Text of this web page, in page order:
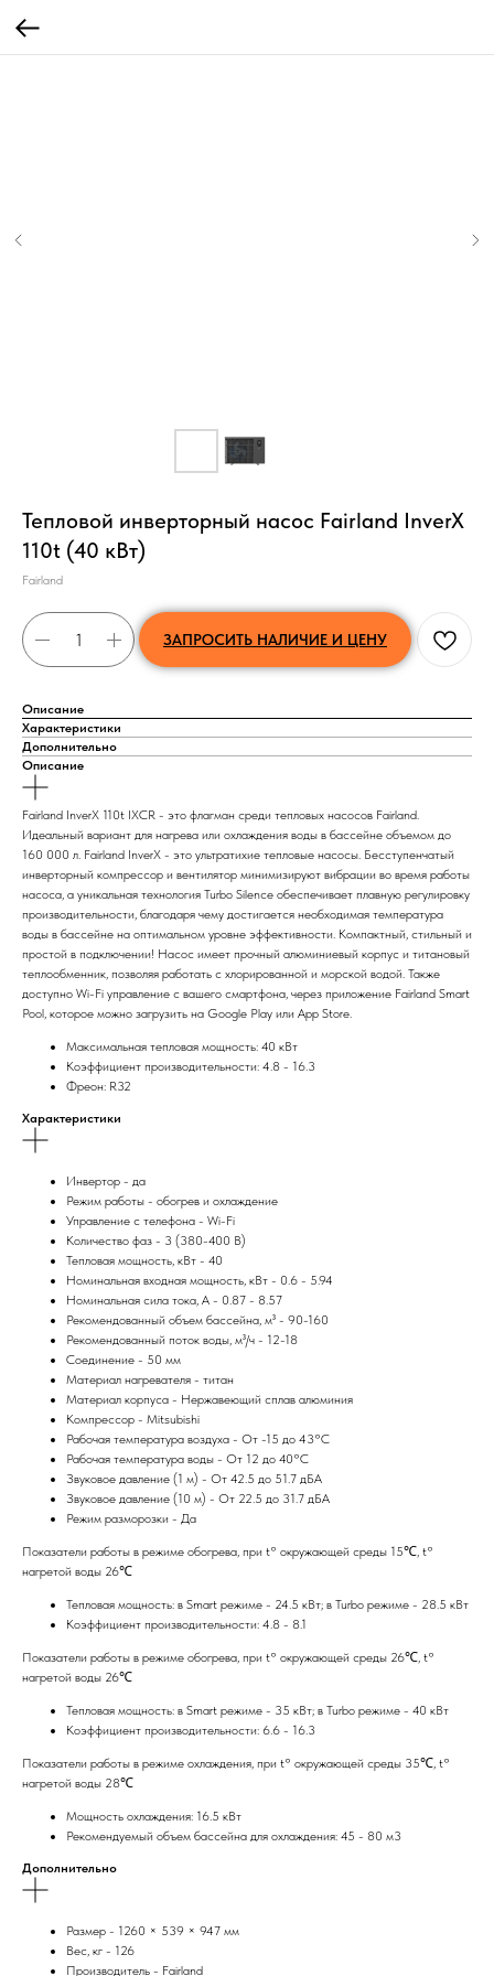
Тепловой инверторный насос Fairland InverX
110t (40 кВт)
Fairland
ЗАПРОСИТЬ НАЛИЧИЕ И ЦЕНУ
Описание
Характеристики
Дополнительно
Описание
Fairland InverX 110t IXCR - это флагман среди тепловых насосов Fairland.
Идеальный вариант для нагрева или охлаждения воды в бассейне объемом до
160 000 л. Fairland InverX - это ультратихие тепловые насосы. Бесступенчатый
инверторный компрессор и вентилятор минимизируют вибрации во время работы
насоса, а уникальная технология Turbo Silence обеспечивает плавную регулировку
производительности, благодаря чему достигается необходимая температура
воды в бассейне на оптимальном уровне эффективности. Компактный, стильный и
простой в подключении! Насос имеет прочный алюминиевый корпус и титановый
теплообменник, позволяя работать с хлорированной и морской водой. Также
доступно Wi-Fi управление с вашего смартфона, через приложение Fairland Smart
Pool, которое можно загрузить на Google Play или App Store.
Максимальная тепловая мощность: 40 кВт
Коэффициент производительности: 4.8 - 16.3
Фреон: R32
Характеристики
Инвертор - да
Режим работы - обогрев и охлаждение
Управление с телефона - Wi-Fi
Количество фаз - 3 (380-400 В)
Тепловая мощность, кВт - 40
Номинальная входная мощность, кВт - 0.6 - 5.94
Номинальная сила тока, А - 0.87 - 8.57
Рекомендованный объем бассейна, м³ - 90-160
Рекомендованный поток воды, м³/ч - 12-18
Соединение - 50 мм
Материал нагревателя - титан
Материал корпуса - Нержавеющий сплав алюминия
Компрессор - Mitsubishi
Рабочая температура воздуха - От -15 до 43°C
Рабочая температура воды - От 12 до 40°C
Звуковое давление (1 м) - От 42.5 до 51.7 дБА
Звуковое давление (10 м) - От 22.5 до 31.7 дБА
Режим разморозки - Да
Показатели работы в режиме обогрева, при t° окружающей среды 15℃, t°
нагретой воды 26℃
Тепловая мощность: в Smart режиме - 24.5 кВт; в Turbo режиме - 28.5 кВт
Коэффициент производительности: 4.8 - 8.1
Показатели работы в режиме обогрева, при t° окружающей среды 26℃, t°
нагретой воды 26℃
Тепловая мощность: в Smart режиме - 35 кВт; в Turbo режиме - 40 кВт
Коэффициент производительности: 6.6 - 16.3
Показатели работы в режиме охлаждения, при t° окружающей среды 35℃, t°
нагретой воды 28℃
Мощность охлаждения: 16.5 кВт
Рекомендуемый объем бассейна для охлаждения: 45 - 80 м3
Дополнительно
Размер - 1260 × 539 × 947 мм
Вес, кг - 126
Производитель - Fairland